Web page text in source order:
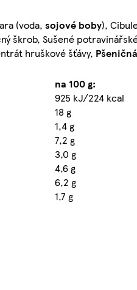
(voda, sojové boby),
škrob, Sušené
hruškové šťávy, Pšeničná
na 100 g:
925 kJ/224 kcal
18 g
1,4 g
7,2 g
3,0 g
4,6 g
6,2 g
1,7 g